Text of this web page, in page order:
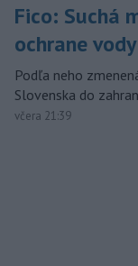
Fico: Suchá
ochrane
Podľa neho
Slovenska do
včera 21:39